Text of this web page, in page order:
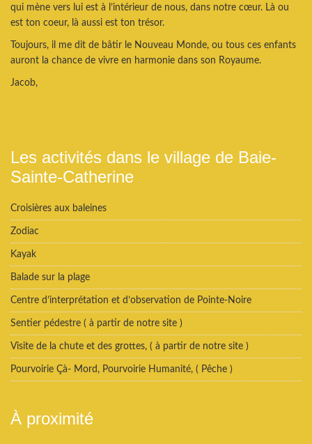
qui mène vers lui est à l’intérieur de nous, dans notre cœur. Là ou
est ton coeur, là aussi est ton trésor.
Toujours, il me dit de bâtir le Nouveau Monde, ou tous ces enfants
auront la chance de vivre en harmonie dans son Royaume.
Jacob,
Les activités dans le village de Baie-
Sainte-Catherine
Croisières aux baleines
Zodiac
Kayak
Balade sur la plage
Centre d’interprétation et d’observation de Pointe-Noire
Sentier pédestre ( à partir de notre site )
Visite de la chute et des grottes, ( à partir de notre site )
Pourvoirie Çà- Mord, Pourvoirie Humanité, ( Pêche )
À proximité